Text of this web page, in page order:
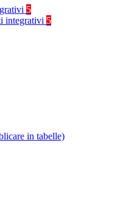
5
integrativi 5
in tabelle)